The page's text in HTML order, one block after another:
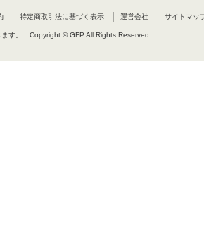
特定商取引法に基づく表示 運営会社 サイトマッ
す。 Copyright © GFP All Rights Reserved.